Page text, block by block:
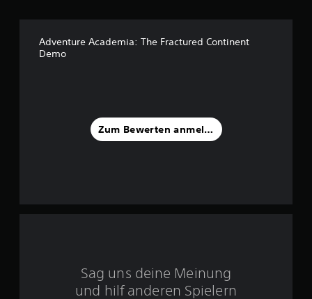
3
Adventure Academia: The Fractured Continent
Demo
Zum Bewerten anmelden
Sag uns deine Meinung
und hilf anderen Spielern